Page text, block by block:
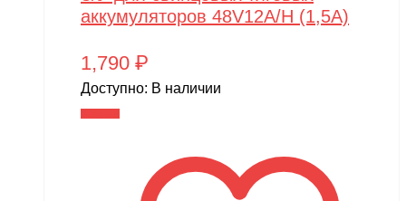
аккумуляторов 48V12A/H (1,5A)
1,790 ₽
Доступно: В наличии